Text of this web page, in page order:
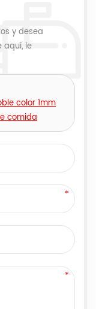
y desea
aquí, le
color 1mm
comida